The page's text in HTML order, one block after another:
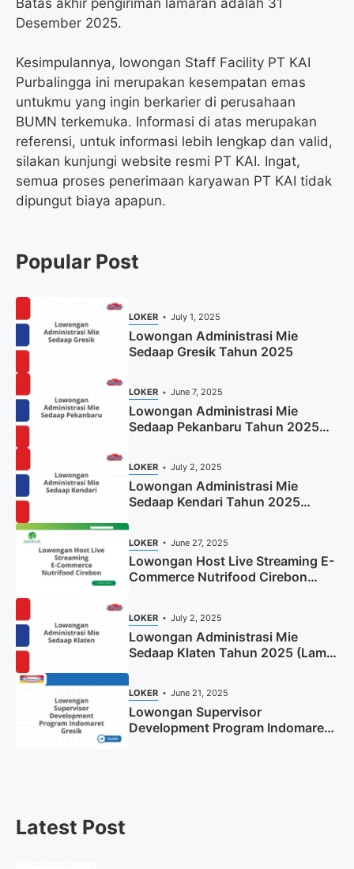
Desember 2025.
Kesimpulannya, lowongan Staff Facility PT KAI
Purbalingga ini merupakan kesempatan emas
untukmu yang ingin berkarier di perusahaan
BUMN terkemuka. Informasi di atas merupakan
referensi, untuk informasi lebih lengkap dan valid,
silakan kunjungi website resmi PT KAI. Ingat,
semua proses penerimaan karyawan PT KAI tidak
dipungut biaya apapun.
Popular Post
LOKER July 1, 2025
Lowongan Administrasi Mie
Sedaap Gresik Tahun 2025
LOKER June 7, 2025
Lowongan Administrasi Mie
Sedaap Pekanbaru Tahun 2025
LOKER July 2, 2025
Lowongan Administrasi Mie
Sedaap Kendari Tahun 2025
LOKER June 27, 2025
Lowongan Host Live Streaming E-
Commerce Nutrifood Cirebon
LOKER July 2, 2025
Lowongan Administrasi Mie
Sedaap Klaten Tahun 2025 (Lamar
LOKER June 21, 2025
Lowongan Supervisor
Development Program Indomaret
Latest Post